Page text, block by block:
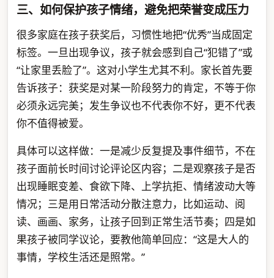
三、如何保护孩子情绪，避免把荣誉变成压力
很多家庭在孩子获奖后，习惯性地把“优秀”当成固定
标签。一旦出现争议，孩子就会感到自己“犯错了”或
“让家里丢脸了”。这对小学生尤其不利。家长首先要
告诉孩子：获奖是对某一阶段努力的肯定，不等于你
必须永远完美；发生争议也不代表你不好，更不代表
你不值得被爱。
具体可以这样做：一是减少反复提及事件细节，不在
孩子面前长时间讨论评论区内容；二是观察孩子是否
出现睡眠变差、食欲下降、上学抗拒、情绪波动大等
情况；三是用日常活动分散注意力，比如运动、阅
读、画画、家务，让孩子回到正常生活节奏；四是如
果孩子被同学议论，要教他简单回应：“这是大人的
事情，学校生活还是照常。”